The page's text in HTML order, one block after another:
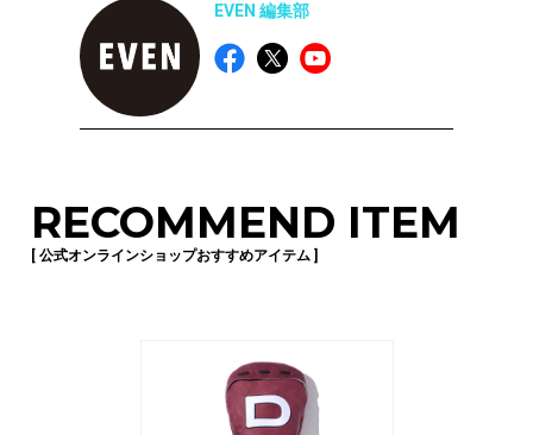
EVEN 編集部
RECOMMEND ITEM
[ 公式オンラインショップおすすめアイテム ]